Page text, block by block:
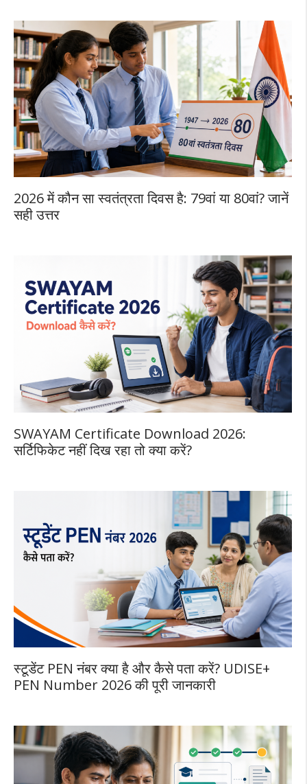
2026 में कौन सा स्वतंत्रता दिवस है: 79वां या 80वां? जानें
सही उत्तर
SWAYAM Certificate Download 2026:
सर्टिफिकेट नहीं दिख रहा तो क्या करें?
स्टूडेंट PEN नंबर क्या है और कैसे पता करें? UDISE+
PEN Number 2026 की पूरी जानकारी